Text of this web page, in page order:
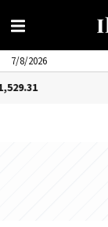
7/8/2026